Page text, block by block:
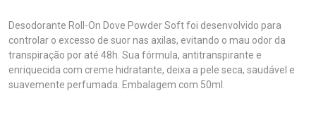
Desodorante Roll-On Dove Powder Soft foi desenvolvido para
controlar o excesso de suor nas axilas, evitando o mau odor da
transpiração por até 48h. Sua fórmula, antitranspirante e
enriquecida com creme hidratante, deixa a pele seca, saudável e
suavemente perfumada. Embalagem com 50ml.